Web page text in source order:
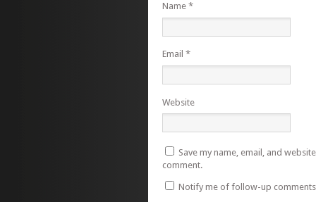
Name *
Email *
Website
Save my name, email, and
comment.
Notify me of follow-up